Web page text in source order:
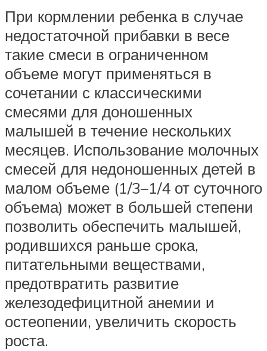
При кормлении ребенка в случае
недостаточной прибавки в весе
такие смеси в огра­ниченном
объеме могут применяться в
сочетании с классическими
смесями для доношенных
малышей в течение несколь­ких
месяцев. Использование молочных
смесей для недоношенных детей в
малом объеме (1/3–1/4 от суточного
объема) может в большей степени
позволить обеспечить малышей,
родившихся раньше срока,
питательными веществами,
предотвратить развитие
железодефицитной анемии и
остеопении, увеличить скорость
роста.